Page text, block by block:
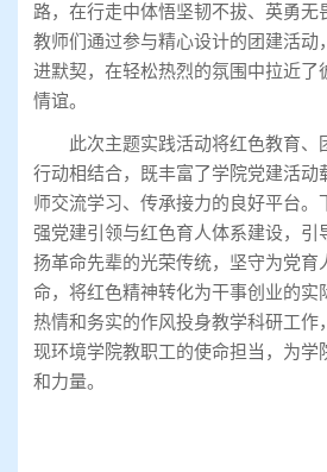
路，在行走中体悟坚韧不拔、英勇无
教师们通过参与精心设计的团建活动
进默契，在轻松热烈的氛围中拉近了
情谊。
此次主题实践活动将红色教育、
行动相结合，既丰富了学院党建活动
师交流学习、传承接力的良好平台。
强党建引领与红色育人体系建设，引
扬革命先辈的光荣传统，坚守为党育
命，将红色精神转化为干事创业的实
热情和务实的作风投身教学科研工作
现环境学院教职工的使命担当，为学
和力量。